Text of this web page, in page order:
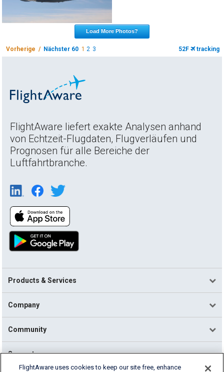
Load More Photos?
Vorherige / Nächster 60 1 2 3 52F tracking
FlightAware liefert exakte Analysen anhand
von Echtzeit-Flugdaten, Flugverläufen und
Prognosen für alle Bereiche der
Luftfahrtbranche.
Products & Services
Company
Community
Support
FlightAware uses cookies to keep our site free, enhance